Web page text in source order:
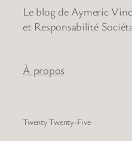
Le blog de Aymeric
et Responsabilité
À propos
Twenty Twenty-Five